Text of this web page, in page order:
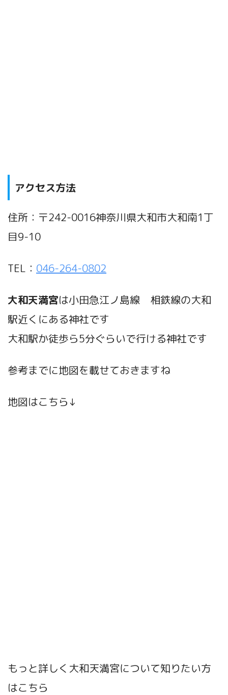
アクセス方法
住所：〒242-0016神奈川県大和市大和南1丁
目9-10
TEL： 046-264-0802
大和天満宮は小田急江ノ島線 相鉄線の大和
駅近くにある神社です
大和駅か徒歩ら5分ぐらいで行ける神社です
参考までに地図を載せておきますね
地図はこちら↓
もっと詳しく大和天満宮について知りたい方
はこちら